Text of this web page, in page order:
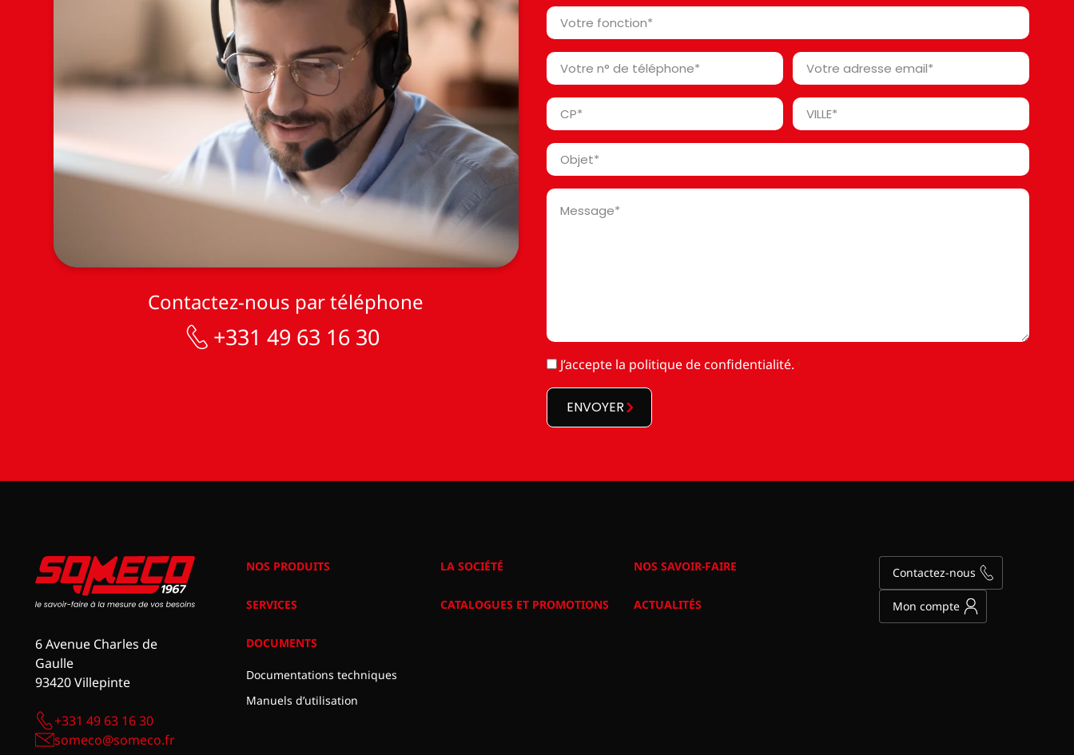
Contactez-nous par téléphone
+331 49 63 16 30
* *
Votre
fonction
*
Votre
n°
de
téléphone
Votre
adresse
email
Code
Postal
*
Ville
*
Objet
*
Message
RGPD
J’accepte la politique de confidentialité. *
ENVOYER
6 Avenue Charles de
Gaulle
93420 Villepinte
+331 49 63 16 30
someco@someco.fr
NOS PRODUITS LA SOCIÉTÉ NOS SAVOIR-FAIRE
SERVICES CATALOGUES ET PROMOTIONS ACTUALITÉS
DOCUMENTS
Documentations techniques
Manuels d’utilisation
Contactez-nous
Mon compte